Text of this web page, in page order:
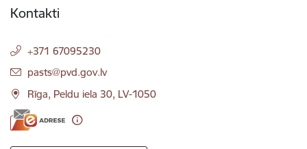
Kontakti
+371 67095230
E-pasts:
pasts@pvd.gov.lv
Rīga, Peldu iela 30, LV-1050